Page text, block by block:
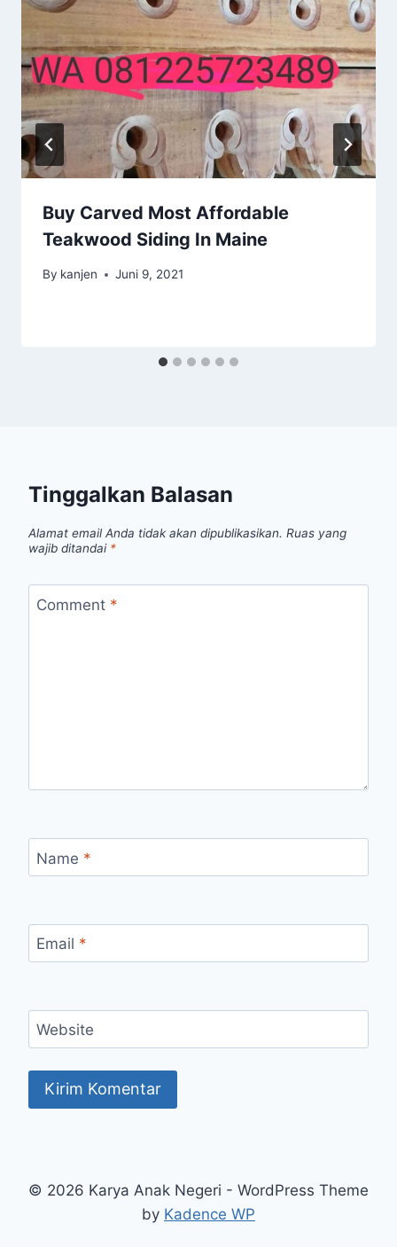
Buy Carved Most Affordable
Teakwood Siding In Maine
By kanjen Juni 9, 2021
Tinggalkan Balasan
Alamat email Anda tidak akan dipublikasikan. Ruas yang
wajib ditandai *
Comment *
Name *
Email *
Website
© 2026 Karya Anak Negeri - WordPress Theme
by Kadence WP